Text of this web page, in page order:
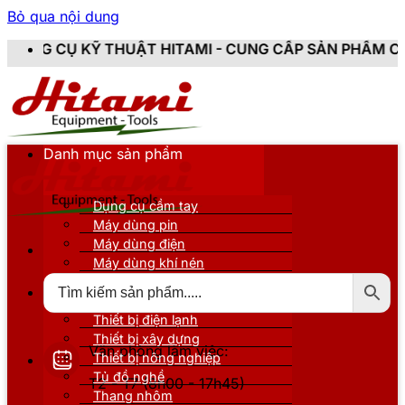
Bỏ qua nội dung
HITAMI - CUNG CẤP SẢN PHẨM CHÍNH HÃNG, MỚI
Văn phòng làm việc:
T2 - T7 (8h00 - 17h45)
Danh mục sản phẩm
Dụng cụ cầm tay
Máy dùng pin
Máy dùng điện
Máy dùng khí nén
Thiết bị nâng đỡ
Thiết bị điện lạnh
Thiết bị xây dựng
Thiết bị nông nghiệp
Tủ đồ nghề
Thang nhôm